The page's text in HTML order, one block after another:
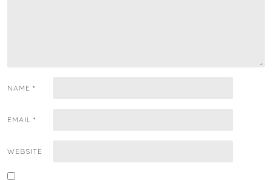
NAME *
EMAIL *
WEBSITE